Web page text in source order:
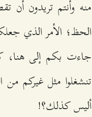
منه وأنتم تريدون
الحظ؛ الأمر الذي
جاءت بكم إلى هنا،
تنشغلوا مثل غيركم
أليس كذلك؟!